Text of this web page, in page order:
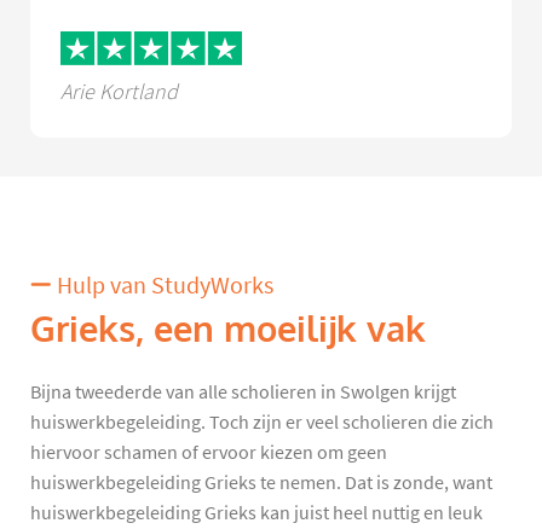
Arie Kortland
Hulp van StudyWorks
Grieks, een moeilijk vak
Bijna tweederde van alle scholieren in Swolgen krijgt
huiswerkbegeleiding. Toch zijn er veel scholieren die zich
hiervoor schamen of ervoor kiezen om geen
huiswerkbegeleiding Grieks te nemen. Dat is zonde, want
huiswerkbegeleiding Grieks kan juist heel nuttig en leuk